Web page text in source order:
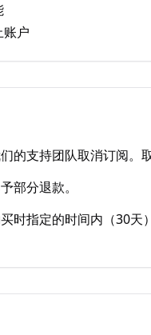
账户
的支持团队取消订阅。
部分退款。
时指定的时间内（30